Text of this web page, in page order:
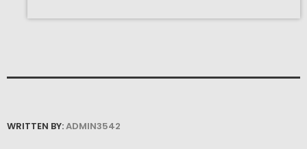
WRITTEN BY:ADMIN3542